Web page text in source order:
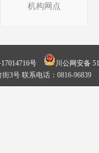
机构网点
号
川公网安备
3号 联系电话：0816-96839